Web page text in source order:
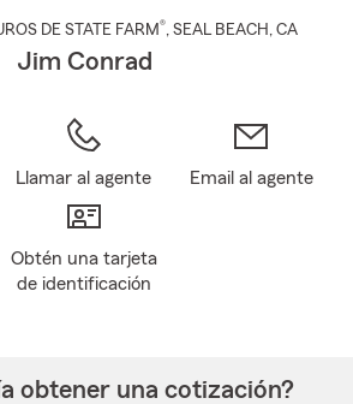
DE STATE FARM®, SEAL BEACH , CA
Jim Conrad
Llamar al agente Email al agente
Obtén una tarjeta
de identificación
obtener una cotización?